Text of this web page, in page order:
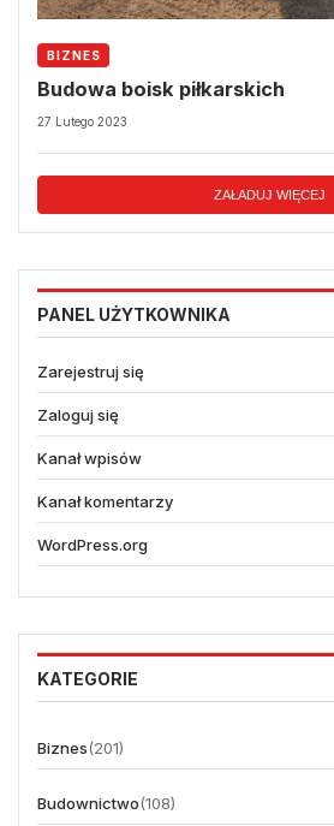
BIZNES
Budowa boisk piłkarskich
27 Lutego 2023
ZAŁADUJ WIĘCEJ
PANEL UŻYTKOWNIKA
Zarejestruj się
Zaloguj się
Kanał wpisów
Kanał komentarzy
WordPress.org
KATEGORIE
Biznes(201)
Budownictwo(108)